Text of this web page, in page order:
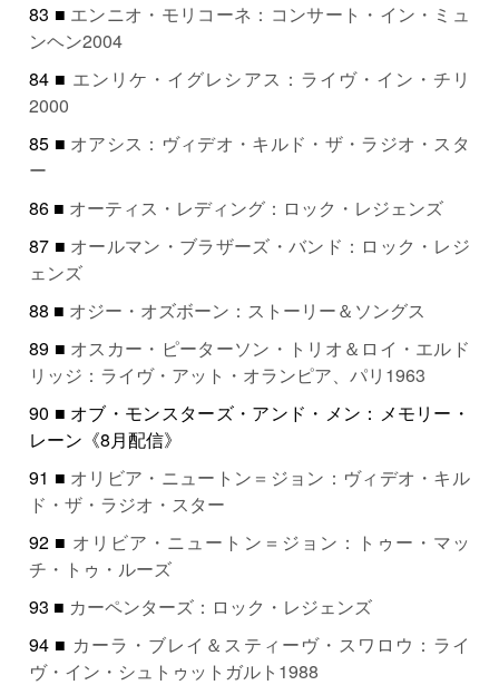
83 ■ エンニオ・モリコーネ：コンサート・イン・ミュ
ンヘン2004
84 ■ エンリケ・イグレシアス：ライヴ・イン・チリ
2000
85 ■ オアシス：ヴィデオ・キルド・ザ・ラジオ・スタ
ー
86 ■ オーティス・レディング：ロック・レジェンズ
87 ■ オールマン・ブラザーズ・バンド：ロック・レジ
ェンズ
88 ■ オジー・オズボーン：ストーリー＆ソングス
89 ■ オスカー・ピーターソン・トリオ＆ロイ・エルド
リッジ：ライヴ・アット・オランピア、パリ1963
90 ■ オブ・モンスターズ・アンド・メン：メモリー・
レーン《8月配信》
91 ■ オリビア・ニュートン＝ジョン：ヴィデオ・キル
ド・ザ・ラジオ・スター
92 ■ オリビア・ニュートン＝ジョン：トゥー・マッ
チ・トゥ・ルーズ
93 ■ カーペンターズ：ロック・レジェンズ
94 ■ カーラ・ブレイ＆スティーヴ・スワロウ：ライ
ヴ・イン・シュトゥットガルト1988